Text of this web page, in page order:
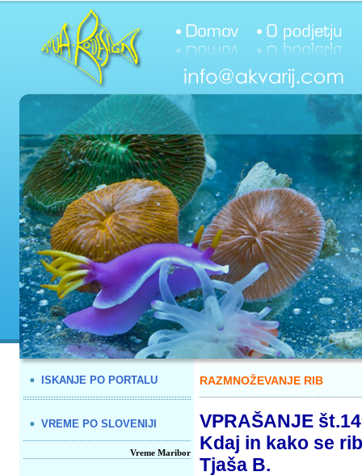
ISKANJE PO PORTALU
VREME PO SLOVENIJI
Vreme Maribor
RAZMNOŽEVANJE RIB
VPRAŠANJE
Kdaj in kako se
Tjaša B.